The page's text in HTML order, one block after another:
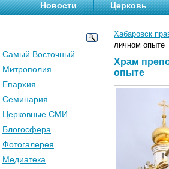
Новости Церковь
Хабаровск
личном опыте
Храм
опыте
Самый Восточный
Митрополия
Епархия
Семинария
Церковные СМИ
Блогосфера
Фотогалерея
Медиатека